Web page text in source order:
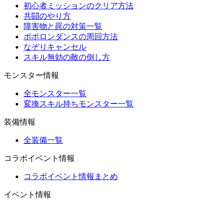
初心者ミッションのクリア方法
共闘のやり方
障害物と罠の対策一覧
ポポロンダンスの周回方法
なぞりキャンセル
スキル無効の敵の倒し方
モンスター情報
全モンスター一覧
変換スキル持ちモンスター一覧
装備情報
全装備一覧
コラボイベント情報
コラボイベント情報まとめ
イベント情報